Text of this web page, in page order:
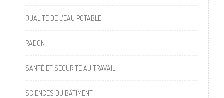
QUALITÉ DE L'EAU POTABLE
RADON
SANTÉ ET SÉCURITÉ AU TRAVAIL
SCIENCES DU BÂTIMENT